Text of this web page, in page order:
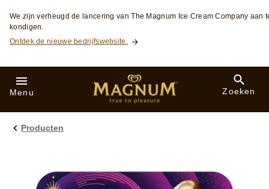
Skip to:
We zijn verheugd de lancering van The Magnum Ice Cream Company aan
kondigen.
Ontdek de nieuwe bedrijfswebsite.
Menu Zoeken
Producten